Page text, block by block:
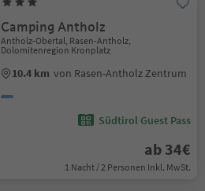
Camping Antholz
Antholz-Obertal, Rasen-Antholz,
Dolomitenregion Kronplatz
10.4 km von Rasen-Antholz Zentrum
Südtirol Guest Pass
ab 34€
1 Nacht / 2 Personen Inkl. MwSt.